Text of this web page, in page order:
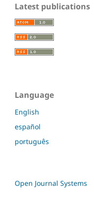
Latest publications
Language
English
español
português
Open Journal Systems